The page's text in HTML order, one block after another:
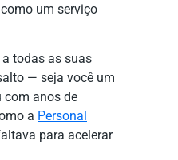
um serviço
todas as suas
— seja você um
com anos de
a Personal
para acelerar